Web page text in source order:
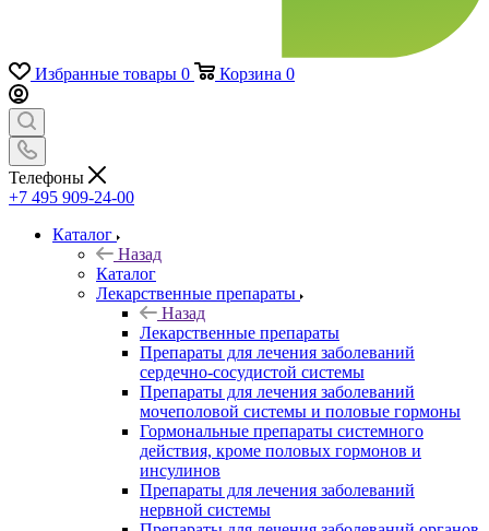
Избранные товары 0 Корзина 0
Телефоны
+7 495 909-24-00
Каталог
Назад
Каталог
Лекарственные препараты
Назад
Лекарственные препараты
Препараты для лечения заболеваний
сердечно-сосудистой системы
Препараты для лечения заболеваний
мочеполовой системы и половые гормоны
Гормональные препараты системного
действия, кроме половых гормонов и
инсулинов
Препараты для лечения заболеваний
нервной системы